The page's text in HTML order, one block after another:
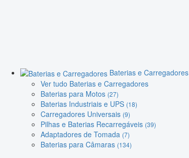
Baterias e Carregadores
Ver tudo Baterias e Carregadores
Baterias para Motos (27)
Baterias Industriais e UPS (18)
Carregadores Universais (9)
Pilhas e Baterias Recarregáveis (39)
Adaptadores de Tomada (7)
Baterias para Câmaras (134)